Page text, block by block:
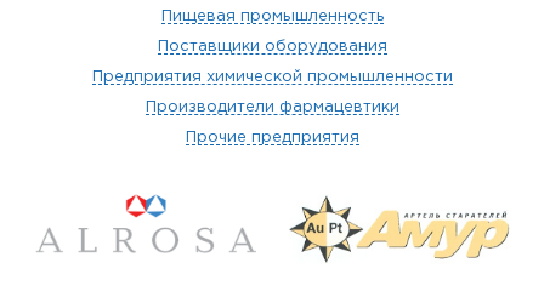
Пищевая промышленность
Поставщики оборудования
Предприятия химической промышленности
Производители фармацевтики
Прочие предприятия